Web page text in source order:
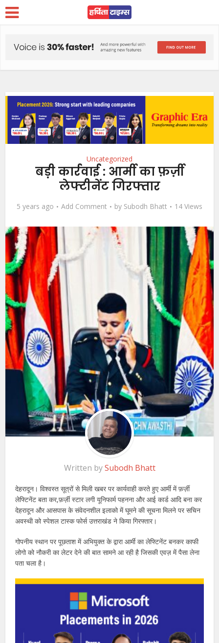
Uncategorized
बड़ी कार्रवाई : आर्मी का फ़र्ज़ी
लेफ्टीनेंट गिरफ्तार
5 years ago Add Comment by Subodh Bhatt 14 Views
Written bySubodh Bhatt
देहरादून। विश्वस्त सूत्रों से मिली खबर पर कार्यवाही करते हुए आर्मी में फ़र्ज़ी
लेफ्टिनेंट बता कर,फ़र्ज़ी स्टार लगी यूनिफार्म पहनना और आई कार्ड आदि बना कर
देहरादून और आसपास के संवेदनशील इलाको में घूमने की सूचना मिलने पर सचिन
अवस्थी को स्पेशल टास्क फोर्स उत्तराखंड ने किया गिरफ्तार।
गोपनीय स्थान पर पूछताश में अभियुक्त के द्वारा आर्मी का लेफ्टिनेंट बनकर काफी
लोगो को नौकरी का लेटर देने की बात सामने आ रही है जिसकी एवज़ में पैसा लेना
पता चला है।